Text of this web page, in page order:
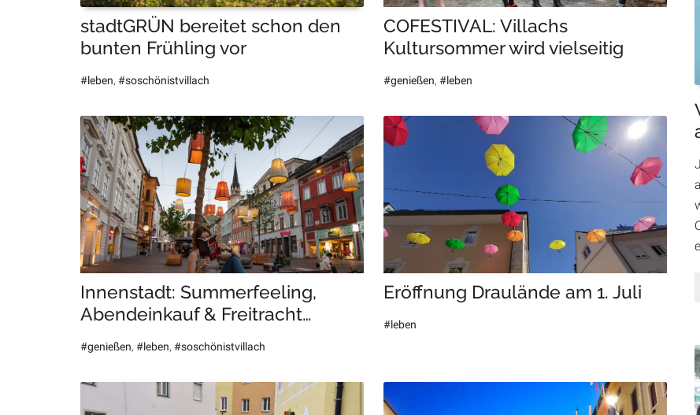
stadtGRÜN bereitet schon den
bunten Frühling vor
#leben, #soschönistvillach
COFESTIVAL: Villachs
Kultursommer wird vielseitig
#genießen, #leben
Innenstadt: Summerfeeling,
Abendeinkauf & Freitracht…
#genießen, #leben, #soschönistvillach
Eröffnung Draulände am 1. Juli
#leben